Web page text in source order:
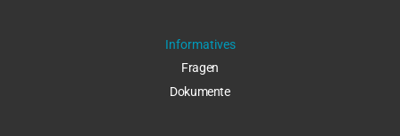
Informatives
Fragen
Dokumente